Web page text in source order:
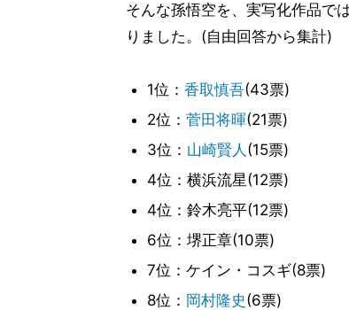
そんな孫悟空を、実写化作品で
りました。(自由回答から集計)
1位： 香取慎吾(43票)
2位： 菅田将暉(21票)
3位： 山崎賢人 (15票)
4位：横浜流星(12票)
4位：鈴木亮平(12票)
6位：堺正章(10票)
7位：ケイン・コスギ(8票)
8位： 岡村隆史(6票)